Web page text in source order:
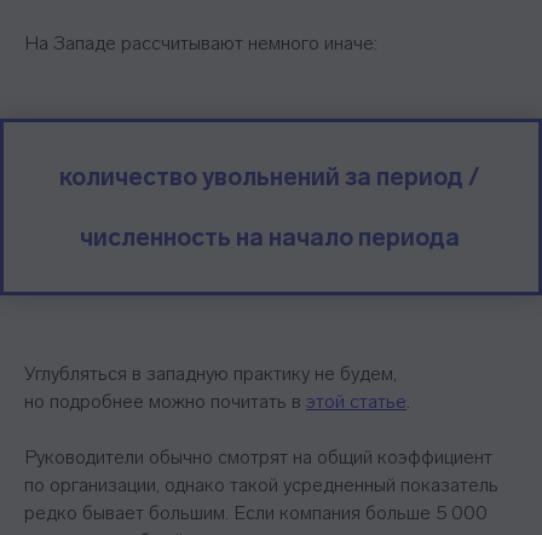
На Западе рассчитывают немного иначе:
количество увольнений за период /
численность на начало периода
Углубляться в западную практику не будем,
но подробнее можно почитать в этой статье.
Руководители обычно смотрят на общий коэффициент
по организации, однако такой усредненный показатель
редко бывает большим. Если компания больше 5 000